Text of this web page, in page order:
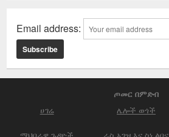
Email address:
ጦመር በምድብ
ሀገሬ ሌሎች ወጎች